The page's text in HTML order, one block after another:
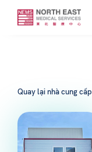
Quay lại nhà cung cấp